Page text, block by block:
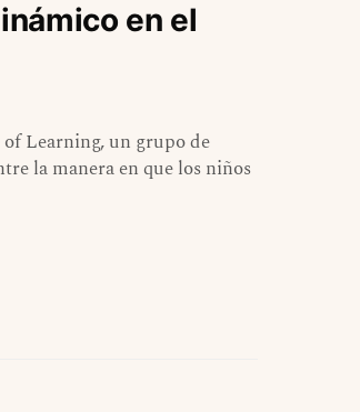
en el
Learning, un grupo de
la manera en que los niños